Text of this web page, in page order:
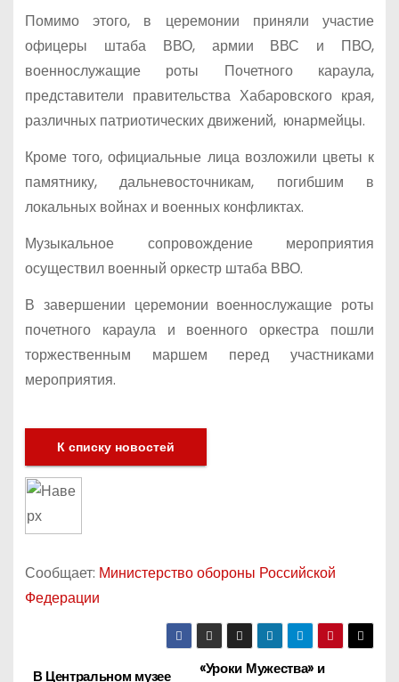
Помимо этого, в церемонии приняли участие
офицеры штаба ВВО, армии ВВС и ПВО,
военнослужащие роты Почетного караула,
представители правительства Хабаровского края,
различных патриотических движений, юнармейцы.
Кроме того, официальные лица возложили цветы к
памятнику, дальневосточникам, погибшим в
локальных войнах и военных конфликтах.
Музыкальное сопровождение мероприятия
осуществил военный оркестр штаба ВВО.
В завершении церемонии военнослужащие роты
почетного караула и военного оркестра пошли
торжественным маршем перед участниками
мероприятия.
К списку новостей
Сообщает: Министерство обороны Российской
Федерации
«Уроки Мужества» и
В Центральном музее